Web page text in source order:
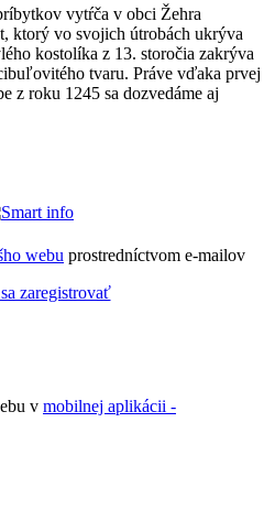
vytŕča v obci Žehra
ktorý vo svojich útrobách ukrýva
kostolíka z 13. storočia zakrýva
tvaru. Práve vďaka prvej
z roku 1245 sa dozvedáme aj
webu prostredníctvom e-mailov
zaregistrovať
v mobilnej aplikácii -